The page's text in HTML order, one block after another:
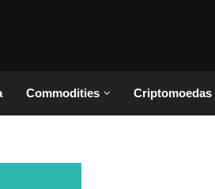
Commodities Criptomoedas